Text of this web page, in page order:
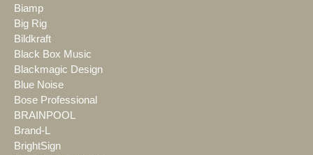
Biamp
Big Rig
Bildkraft
Black Box Music
Blackmagic Design
Blue Noise
Bose Professional
BRAINPOOL
Brand-L
BrightSign